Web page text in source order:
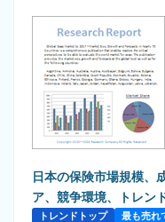
日本の保険市場規模、
ア、競争環境、トレン
トレンドトップ 最も売れ